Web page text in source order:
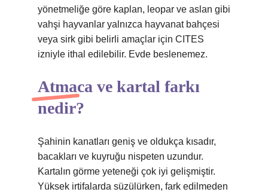
yönetmeliğe göre kaplan, leopar ve aslan gibi
vahşi hayvanlar yalnızca hayvanat bahçesi
veya sirk gibi belirli amaçlar için CITES
izniyle ithal edilebilir. Evde beslenemez.
Atmaca ve kartal farkı
nedir?
Şahinin kanatları geniş ve oldukça kısadır,
bacakları ve kuyruğu nispeten uzundur.
Kartalın görme yeteneği çok iyi gelişmiştir.
Yüksek irtifalarda süzülürken, fark edilmeden